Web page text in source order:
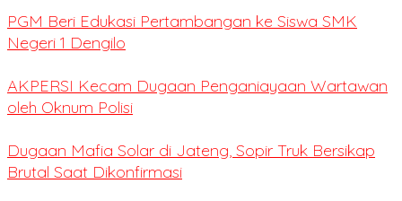
PGM Beri Edukasi Pertambangan ke Siswa SMK
Negeri 1 Dengilo
AKPERSI Kecam Dugaan Penganiayaan Wartawan
oleh Oknum Polisi
Dugaan Mafia Solar di Jateng, Sopir Truk Bersikap
Brutal Saat Dikonfirmasi